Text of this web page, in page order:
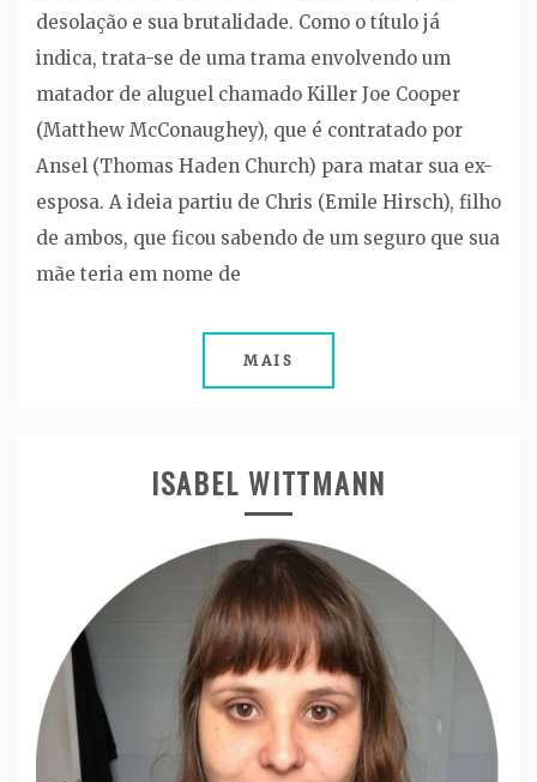
desolação e sua brutalidade. Como o título já
indica, trata-se de uma trama envolvendo um
matador de aluguel chamado Killer Joe Cooper
(Matthew McConaughey), que é contratado por
Ansel (Thomas Haden Church) para matar sua ex-
esposa. A ideia partiu de Chris (Emile Hirsch), filho
de ambos, que ficou sabendo de um seguro que sua
mãe teria em nome de
MAIS
ISABEL WITTMANN